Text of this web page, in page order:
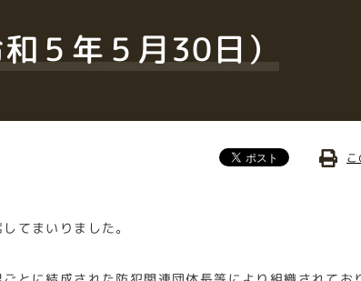
５年５月30日）
てまいりました。